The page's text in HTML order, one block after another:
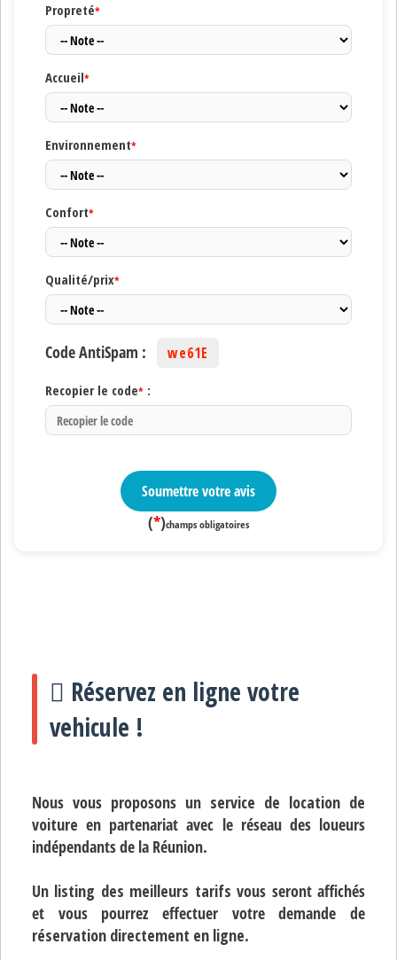
Propreté*
Accueil*
Environnement*
Confort*
Qualité/prix*
Code AntiSpam : we61E
Recopier le code* :
Soumettre votre avis
(*)champs obligatoires
Réservez en ligne votre
vehicule !
Nous vous proposons un service de location de
voiture en partenariat avec le réseau des loueurs
indépendants de la Réunion.
Un listing des meilleurs tarifs vous seront affichés
et vous pourrez effectuer votre demande de
réservation directement en ligne.